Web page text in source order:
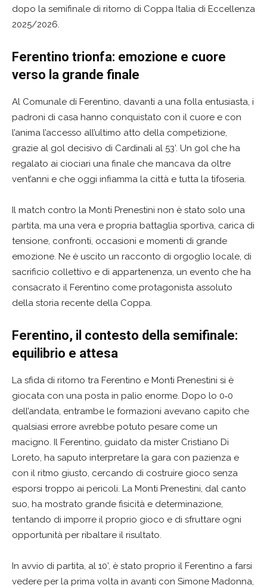
dopo la semifinale di ritorno di Coppa Italia di Eccellenza
2025/2026.
Ferentino trionfa: emozione e cuore
verso la grande finale
Al Comunale di Ferentino, davanti a una folla entusiasta, i
padroni di casa hanno conquistato con il cuore e con
l’anima l’accesso all’ultimo atto della competizione,
grazie al gol decisivo di Cardinali al 53’. Un gol che ha
regalato ai ciociari una finale che mancava da oltre
vent’anni e che oggi infiamma la città e tutta la tifoseria.
Il match contro la Monti Prenestini non è stato solo una
partita, ma una vera e propria battaglia sportiva, carica di
tensione, confronti, occasioni e momenti di grande
emozione. Ne è uscito un racconto di orgoglio locale, di
sacrificio collettivo e di appartenenza, un evento che ha
consacrato il Ferentino come protagonista assoluto
della storia recente della Coppa.
Ferentino, il contesto della semifinale:
equilibrio e attesa
La sfida di ritorno tra Ferentino e Monti Prenestini si è
giocata con una posta in palio enorme. Dopo lo 0‑0
dell’andata, entrambe le formazioni avevano capito che
qualsiasi errore avrebbe potuto pesare come un
macigno. Il Ferentino, guidato da mister Cristiano Di
Loreto, ha saputo interpretare la gara con pazienza e
con il ritmo giusto, cercando di costruire gioco senza
esporsi troppo ai pericoli. La Monti Prenestini, dal canto
suo, ha mostrato grande fisicità e determinazione,
tentando di imporre il proprio gioco e di sfruttare ogni
opportunità per ribaltare il risultato.
In avvio di partita, al 10’, è stato proprio il Ferentino a farsi
vedere per la prima volta in avanti con Simone Madonna,